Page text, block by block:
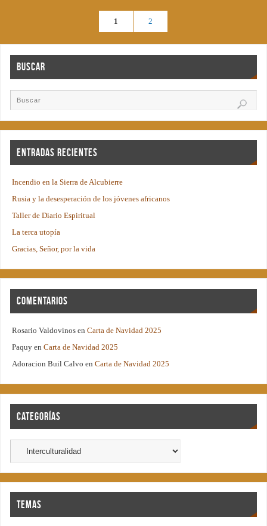
1 2
Buscar
Entradas recientes
Incendio en la Sierra de Alcubierre
Rusia y la desesperación de los jóvenes africanos
Taller de Diario Espiritual
La terca utopía
Gracias, Señor, por la vida
Comentarios
Rosario Valdovinos enCarta de Navidad 2025
Paquy enCarta de Navidad 2025
Adoracion Buil Calvo enCarta de Navidad 2025
Categorías
Temas